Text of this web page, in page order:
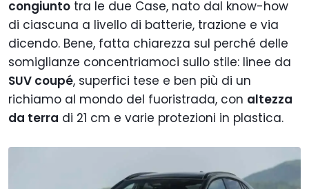
congiunto tra le due Case, nato dal know-how
di ciascuna a livello di batterie, trazione e via
dicendo. Bene, fatta chiarezza sul perché delle
somiglianze concentriamoci sullo stile: linee da
SUV coupé, superfici tese e ben più di un
richiamo al mondo del fuoristrada, con altezza
da terra di 21 cm e varie protezioni in plastica.